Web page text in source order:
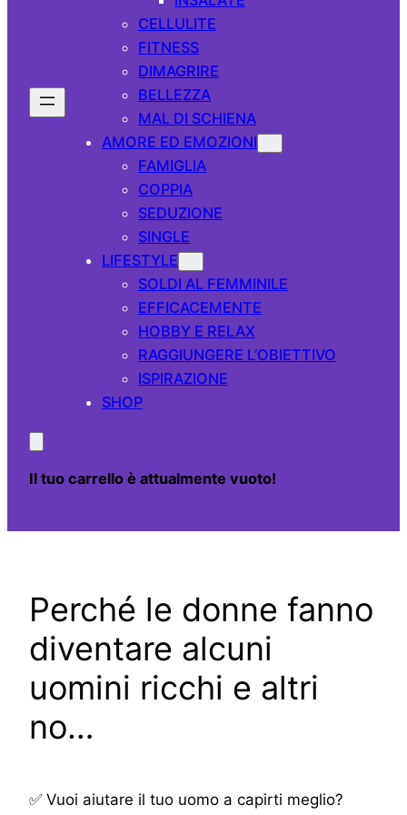
CELLULITE
FITNESS
DIMAGRIRE
BELLEZZA
MAL DI SCHIENA
AMORE ED EMOZIONI
FAMIGLIA
COPPIA
SEDUZIONE
SINGLE
LIFESTYLE
SOLDI AL FEMMINILE
EFFICACEMENTE
HOBBY E RELAX
RAGGIUNGERE L’OBIETTIVO
ISPIRAZIONE
SHOP
Il tuo carrello è attualmente vuoto!
Perché le donne fanno
diventare alcuni
uomini ricchi e altri
no…
✅ Vuoi aiutare il tuo uomo a capirti meglio?